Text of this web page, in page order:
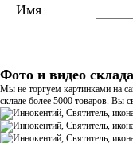
Имя
Фото и видео склада
Мы не торгуем картинками на
складе более 5000 товаров. Вы